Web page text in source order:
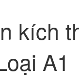
kích
A1